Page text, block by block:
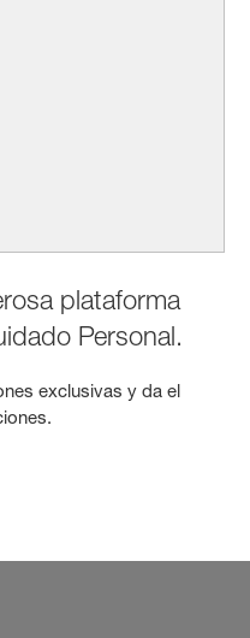
plataforma
Personal.
exclusivas y da el